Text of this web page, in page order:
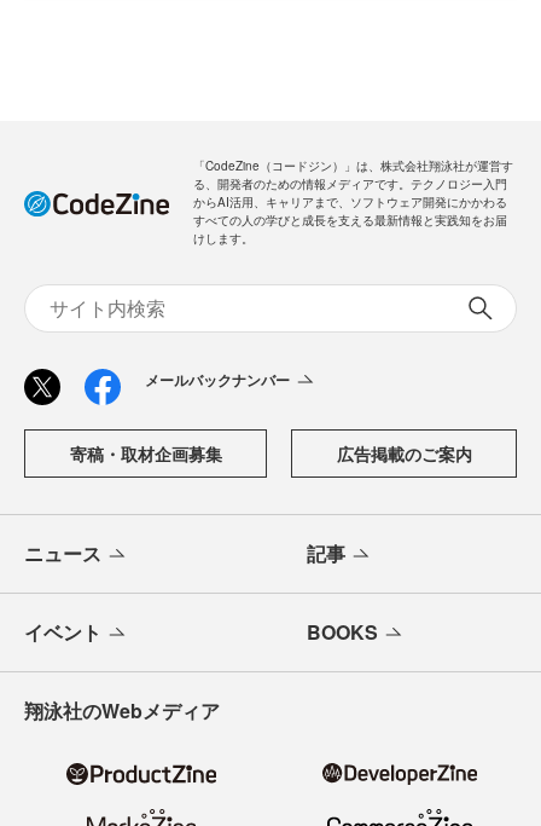
「CodeZine（コードジン）」は、株式会社翔泳社が運営す
る、開発者のための情報メディアです。テクノロジー入門
からAI活用、キャリアまで、ソフトウェア開発にかかわる
すべての人の学びと成長を支える最新情報と実践知をお届
けします。
メールバックナンバー
寄稿・取材企画募集 広告掲載のご案内
ニュース 記事
イベント BOOKS
翔泳社のWebメディア